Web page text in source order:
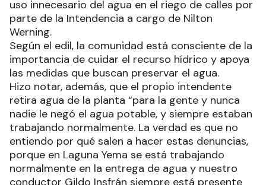
uso innecesario del agua en el riego de calles por
parte de la Intendencia a cargo de Nilton
Werning.
Según el edil, la comunidad está consciente de la
importancia de cuidar el recurso hídrico y apoya
las medidas que buscan preservar el agua.
Hizo notar, además, que el propio intendente
retira agua de la planta “para la gente y nunca
nadie le negó el agua potable, y siempre estaban
trabajando normalmente. La verdad es que no
entiendo por qué salen a hacer estas denuncias,
porque en Laguna Yema se está trabajando
normalmente en la entrega de agua y nuestro
conductor Gildo Insfrán siempre está presente